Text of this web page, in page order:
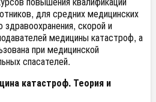
для средних медицинских
здравоохранения, скорой и
медицины катастроф, а
при медицинской
спасателей.
катастроф. Теория и